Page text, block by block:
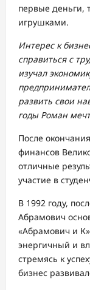
первые деньги,
игрушками.
Интерес к
справиться с
изучал
развить свои
годы Роман
После
финансов
отличные
участие в
В 1992 году,
Абрамович
«Абрамович и
энергичный и
стремясь к
бизнес